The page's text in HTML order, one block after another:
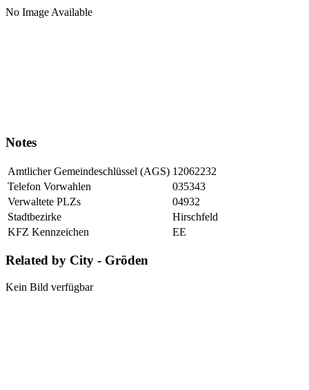
No Image Available
Notes
Amtlicher Gemeindeschlüssel (AGS) 12062232
Telefon Vorwahlen
035343
Verwaltete PLZs
04932
Stadtbezirke
Hirschfeld
KFZ Kennzeichen
EE
Related by City - Gröden
Kein Bild verfügbar